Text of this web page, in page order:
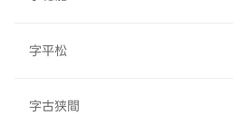
字平松
字古狭間